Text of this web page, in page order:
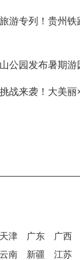
游专列！贵州铁
公园发布暑期游
战来袭！大美
天津 广东 广西
云南 新疆 江苏